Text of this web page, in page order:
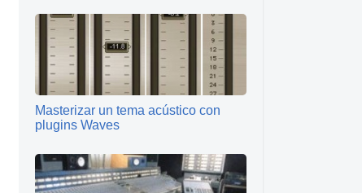
Masterizar un tema acústico con
plugins Waves